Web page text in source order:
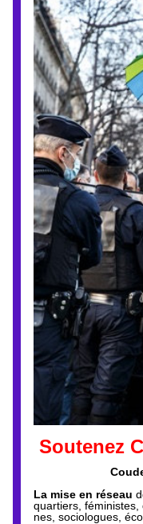
Soutenez
La mise en réseau
quartiers,
nes, sociologues,